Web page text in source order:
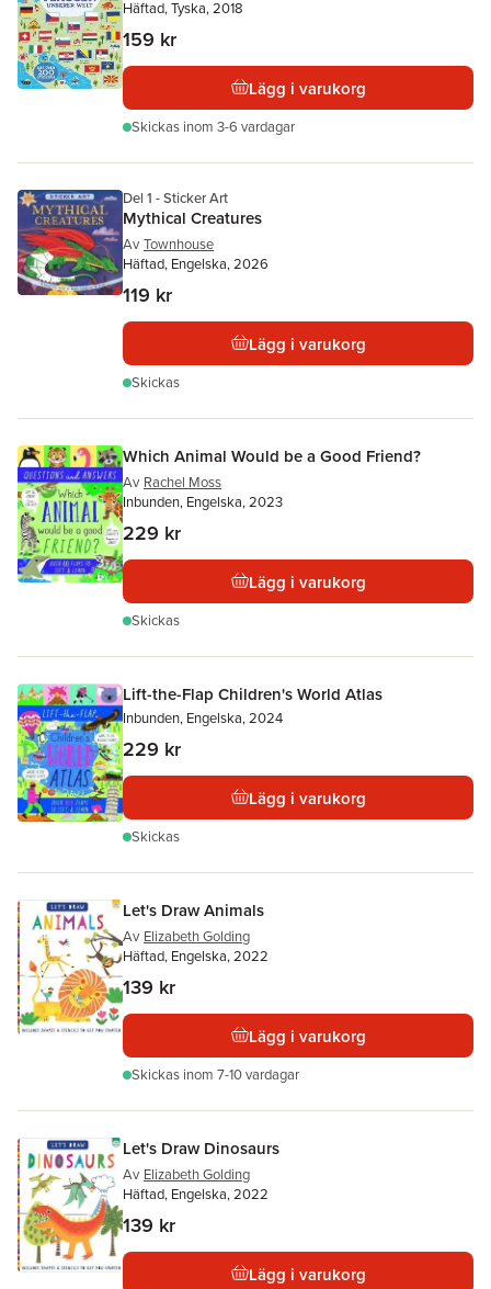
Häftad, Tyska, 2018
159 kr
Lägg i varukorg
Skickas inom 3-6 vardagar
Del 1 - Sticker Art
Mythical Creatures
Av Townhouse
Häftad, Engelska, 2026
119 kr
Lägg i varukorg
Skickas
Which Animal Would be a Good Friend?
Av Rachel Moss
Inbunden, Engelska, 2023
229 kr
Lägg i varukorg
Skickas
Lift-the-Flap Children's World Atlas
Inbunden, Engelska, 2024
229 kr
Lägg i varukorg
Skickas
Let's Draw Animals
Av Elizabeth Golding
Häftad, Engelska, 2022
139 kr
Lägg i varukorg
Skickas inom 7-10 vardagar
Let's Draw Dinosaurs
Av Elizabeth Golding
Häftad, Engelska, 2022
139 kr
Lägg i varukorg